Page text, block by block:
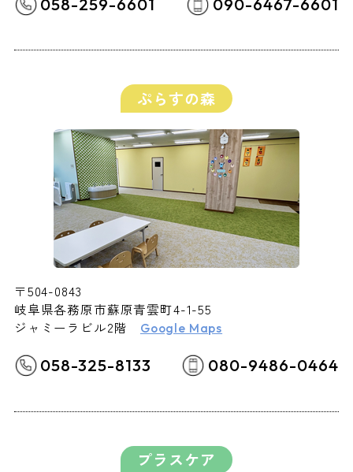
058-259-6601 090-6467-6601
ぷらすの森
〒504-0843
岐阜県各務原市蘇原青雲町4-1-55
ジャミーラビル2階
Google Maps
058-325-8133 080-9486-0464
プラスケア